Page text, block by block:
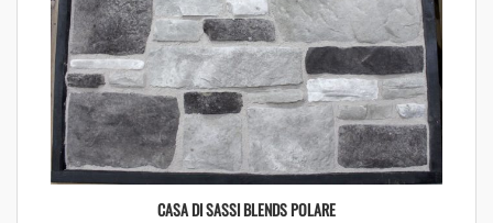
CASA DI SASSI BLENDS POLARE